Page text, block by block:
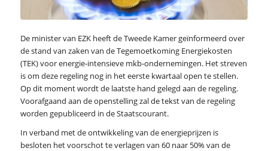
De minister van EZK heeft de Tweede Kamer geïnformeerd over
de stand van zaken van de Tegemoetkoming Energiekosten
(TEK) voor energie-intensieve mkb-ondernemingen. Het streven
is om deze regeling nog in het eerste kwartaal open te stellen.
Op dit moment wordt de laatste hand gelegd aan de regeling.
Voorafgaand aan de openstelling zal de tekst van de regeling
worden gepubliceerd in de Staatscourant.
In verband met de ontwikkeling van de energieprijzen is
besloten het voorschot te verlagen van 60 naar 50% van de